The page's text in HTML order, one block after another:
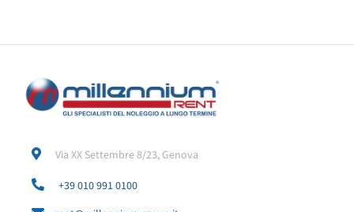
Via XX Settembre 8/23, Genova
+39 010 991 0100